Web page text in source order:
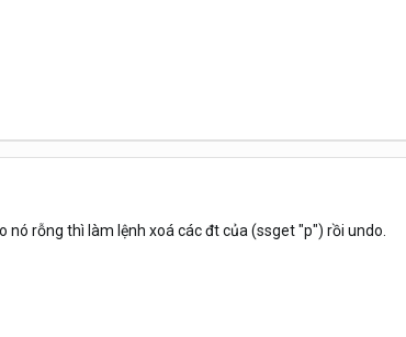
rỗng thì làm lệnh xoá các đt của (ssget "p") rồi undo.